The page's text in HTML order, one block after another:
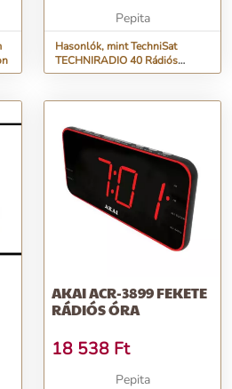
Pepita
Hasonlók, mint TechniSat
TECHNIRADIO 40 Rádiós
ébresztő óra - Piros
AKAI ACR-3899 FEKETE
RÁDIÓS ÓRA
18 538 Ft
Pepita